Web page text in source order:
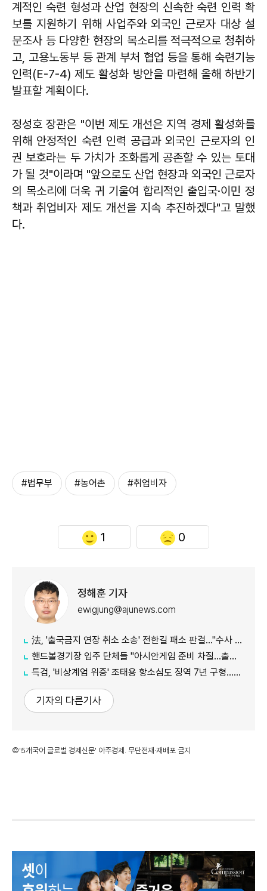
계적인 숙련 형성과 산업 현장의 신속한 숙련 인력 확
보를 지원하기 위해 사업주와 외국인 근로자 대상 설
문조사 등 다양한 현장의 목소리를 적극적으로 청취하
고, 고용노동부 등 관계 부처 협업 등을 통해 숙련기능
인력(E-7-4) 제도 활성화 방안을 마련해 올해 하반기
발표할 계획이다.
정성호 장관은 "이번 제도 개선은 지역 경제 활성화를
위해 안정적인 숙련 인력 공급과 외국인 근로자의 인
권 보호라는 두 가치가 조화롭게 공존할 수 있는 토대
가 될 것"이라며 "앞으로도 산업 현장과 외국인 근로자
의 목소리에 더욱 귀 기울여 합리적인 출입국·이민 정
책과 취업비자 제도 개선을 지속 추진하겠다"고 말했
다.
#법무부 #농어촌 #취업비자
1 0
정해훈 기자
ewigjung@ajunews.com
法, '출국금지 연장 취소 소송' 전한길 패소 판결…"수사 상당한 차질"
핸드볼경기장 입주 단체들 "아시안게임 준비 차질…출입 협조 간곡히 요청"
특검, '비상계엄 위증' 조태용 항소심도 징역 7년 구형…내달 19일 선고
기자의 다른기사
©'5개국어 글로벌 경제신문' 아주경제. 무단전재·재배포 금지